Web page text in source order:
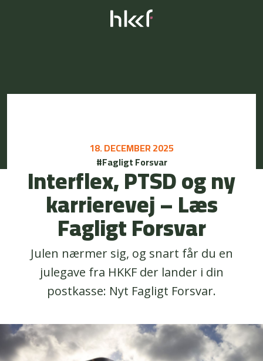
18. DECEMBER 2025
#Fagligt Forsvar
Interflex, PTSD og ny
karrierevej – Læs
Fagligt Forsvar
Julen nærmer sig, og snart får du en
julegave fra HKKF der lander i din
postkasse: Nyt Fagligt Forsvar.